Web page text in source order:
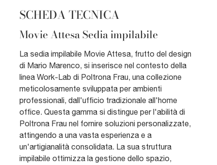
SCHEDA TECNICA
Movie Attesa Sedia impilabile
La sedia impilabile Movie Attesa, frutto del design
di Mario Marenco, si inserisce nel contesto della
linea Work-Lab di Poltrona Frau, una collezione
meticolosamente sviluppata per ambienti
professionali, dall'ufficio tradizionale all'home
office. Questa gamma si distingue per l'abilità di
Poltrona Frau nel fornire soluzioni personalizzate,
attingendo a una vasta esperienza e a
un'artigianalità consolidata. La sua struttura
impilabile ottimizza la gestione dello spazio,